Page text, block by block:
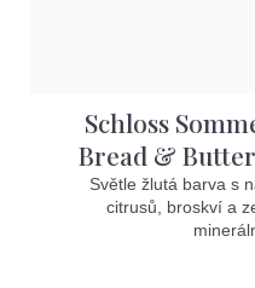
Schloss
Bread & Butter
Světle žlutá barva s
citrusů, broskví a